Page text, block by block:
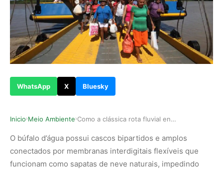
WhatsApp X Bluesky
Inicio›Meio Ambiente› Como a clássica rota fluvial entre Belém e Mara…
O búfalo d’água possui cascos bipartidos e amplos
conectados por membranas interdigitais flexíveis que
funcionam como sapatas de neve naturais, impedindo